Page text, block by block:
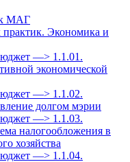
МАГ
практик. Экономика и
—> 1.1.01.
экономической
—> 1.1.02.
долгом мэрии
—> 1.1.03.
налогообложения в
хозяйства
—> 1.1.04.